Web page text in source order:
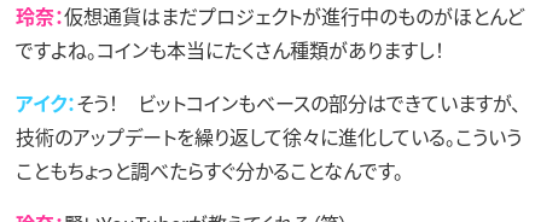
玲奈：仮想通貨はまだプロジェクトが進行中のものがほとんど
ですよね。コインも本当にたくさん種類がありますし！
アイク：そう！ ビットコインもベースの部分はできていますが、
技術のアップデートを繰り返して徐々に進化している。こういう
こともちょっと調べたらすぐ分かることなんです。